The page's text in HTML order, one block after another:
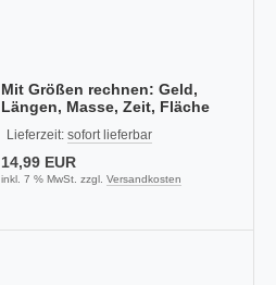
Mit Größen rechnen: Geld,
Längen, Masse, Zeit, Fläche
Lieferzeit: sofort lieferbar
14,99 EUR
inkl. 7 % MwSt. zzgl. Versandkosten